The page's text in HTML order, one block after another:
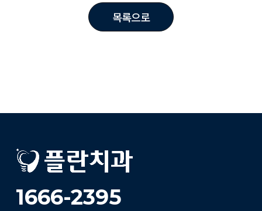
목록으로
1666-2395